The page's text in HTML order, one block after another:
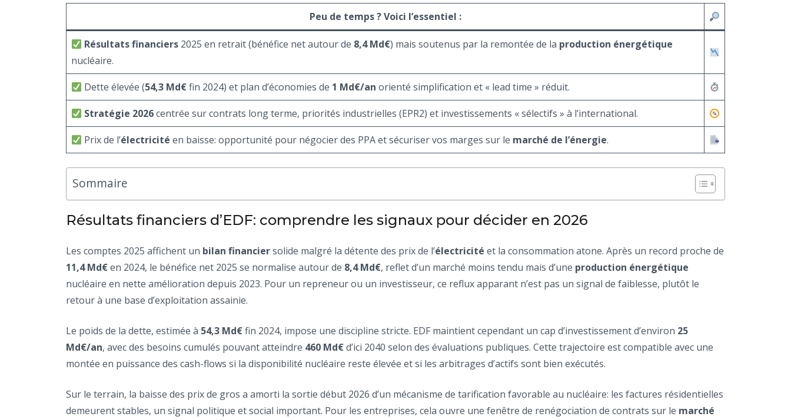
Peu de temps ? Voici l’essentiel :
Résultats financiers 2025 en retrait (bénéfice net autour de 8,4 Md€) mais soutenus par la remontée de la production énergétique
nucléaire.
Dette élevée (54,3 Md€fin 2024) et plan d’économies de 1 Md€/an orienté simplification et « lead time » réduit.
Stratégie 2026centrée sur contrats long terme, priorités industrielles (EPR2) et investissements « sélectifs » à l’international.
Prix de l’électricité en baisse: opportunité pour négocier des PPA et sécuriser vos marges sur le marché de l’énergie.
Sommaire
Résultats financiers d’EDF: comprendre les signaux pour décider en 2026
Les comptes 2025 affichent un bilan financiersolide malgré la détente des prix de l’électricité et la consommation atone. Après un record proche de
11,4 Md€en 2024, le bénéfice net 2025 se normalise autour de 8,4 Md€, reflet d’un marché moins tendu mais d’une production énergétique
nucléaire en nette amélioration depuis 2023. Pour un repreneur ou un investisseur, ce reflux apparant n’est pas un signal de faiblesse, plutôt le
retour à une base d’exploitation assainie.
Le poids de la dette, estimée à 54,3 Md€fin 2024, impose une discipline stricte. EDF maintient cependant un cap d’investissement d’environ 25
Md€/an, avec des besoins cumulés pouvant atteindre 460 Md€d’ici 2040 selon des évaluations publiques. Cette trajectoire est compatible avec une
montée en puissance des cash-flows si la disponibilité nucléaire reste élevée et si les arbitrages d’actifs sont bien exécutés.
Sur le terrain, la baisse des prix de gros a amorti la sortie début 2026 d’un mécanisme de tarification favorable au nucléaire: les factures résidentielles
demeurent stables, un signal politique et social important. Pour les entreprises, cela ouvre une fenêtre de renégociation de contrats sur le marché